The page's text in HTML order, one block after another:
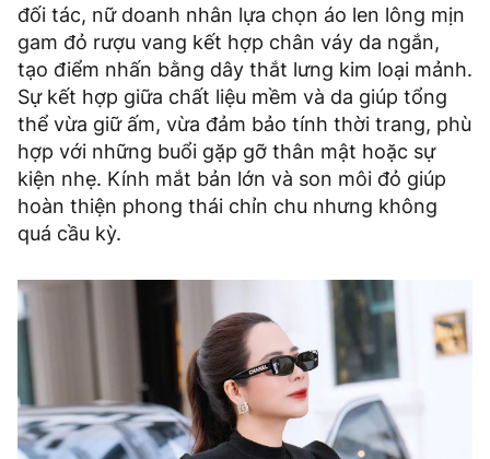
đối tác, nữ doanh nhân lựa chọn áo len lông mịn
gam đỏ rượu vang kết hợp chân váy da ngắn,
tạo điểm nhấn bằng dây thắt lưng kim loại mảnh.
Sự kết hợp giữa chất liệu mềm và da giúp tổng
thể vừa giữ ấm, vừa đảm bảo tính thời trang, phù
hợp với những buổi gặp gỡ thân mật hoặc sự
kiện nhẹ. Kính mắt bản lớn và son môi đỏ giúp
hoàn thiện phong thái chỉn chu nhưng không
quá cầu kỳ.